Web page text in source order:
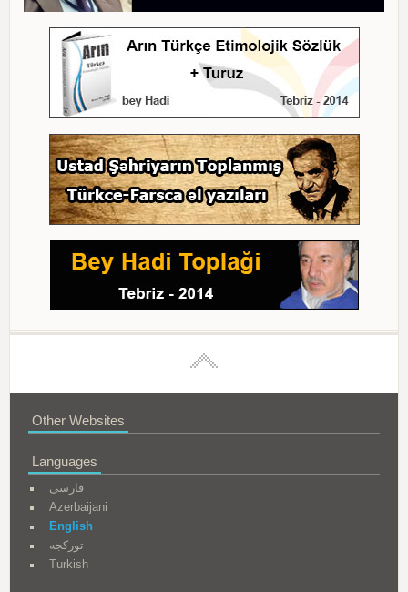
Other Websites
Languages
فارسی
Azerbaijani
English
تورکجه
Turkish